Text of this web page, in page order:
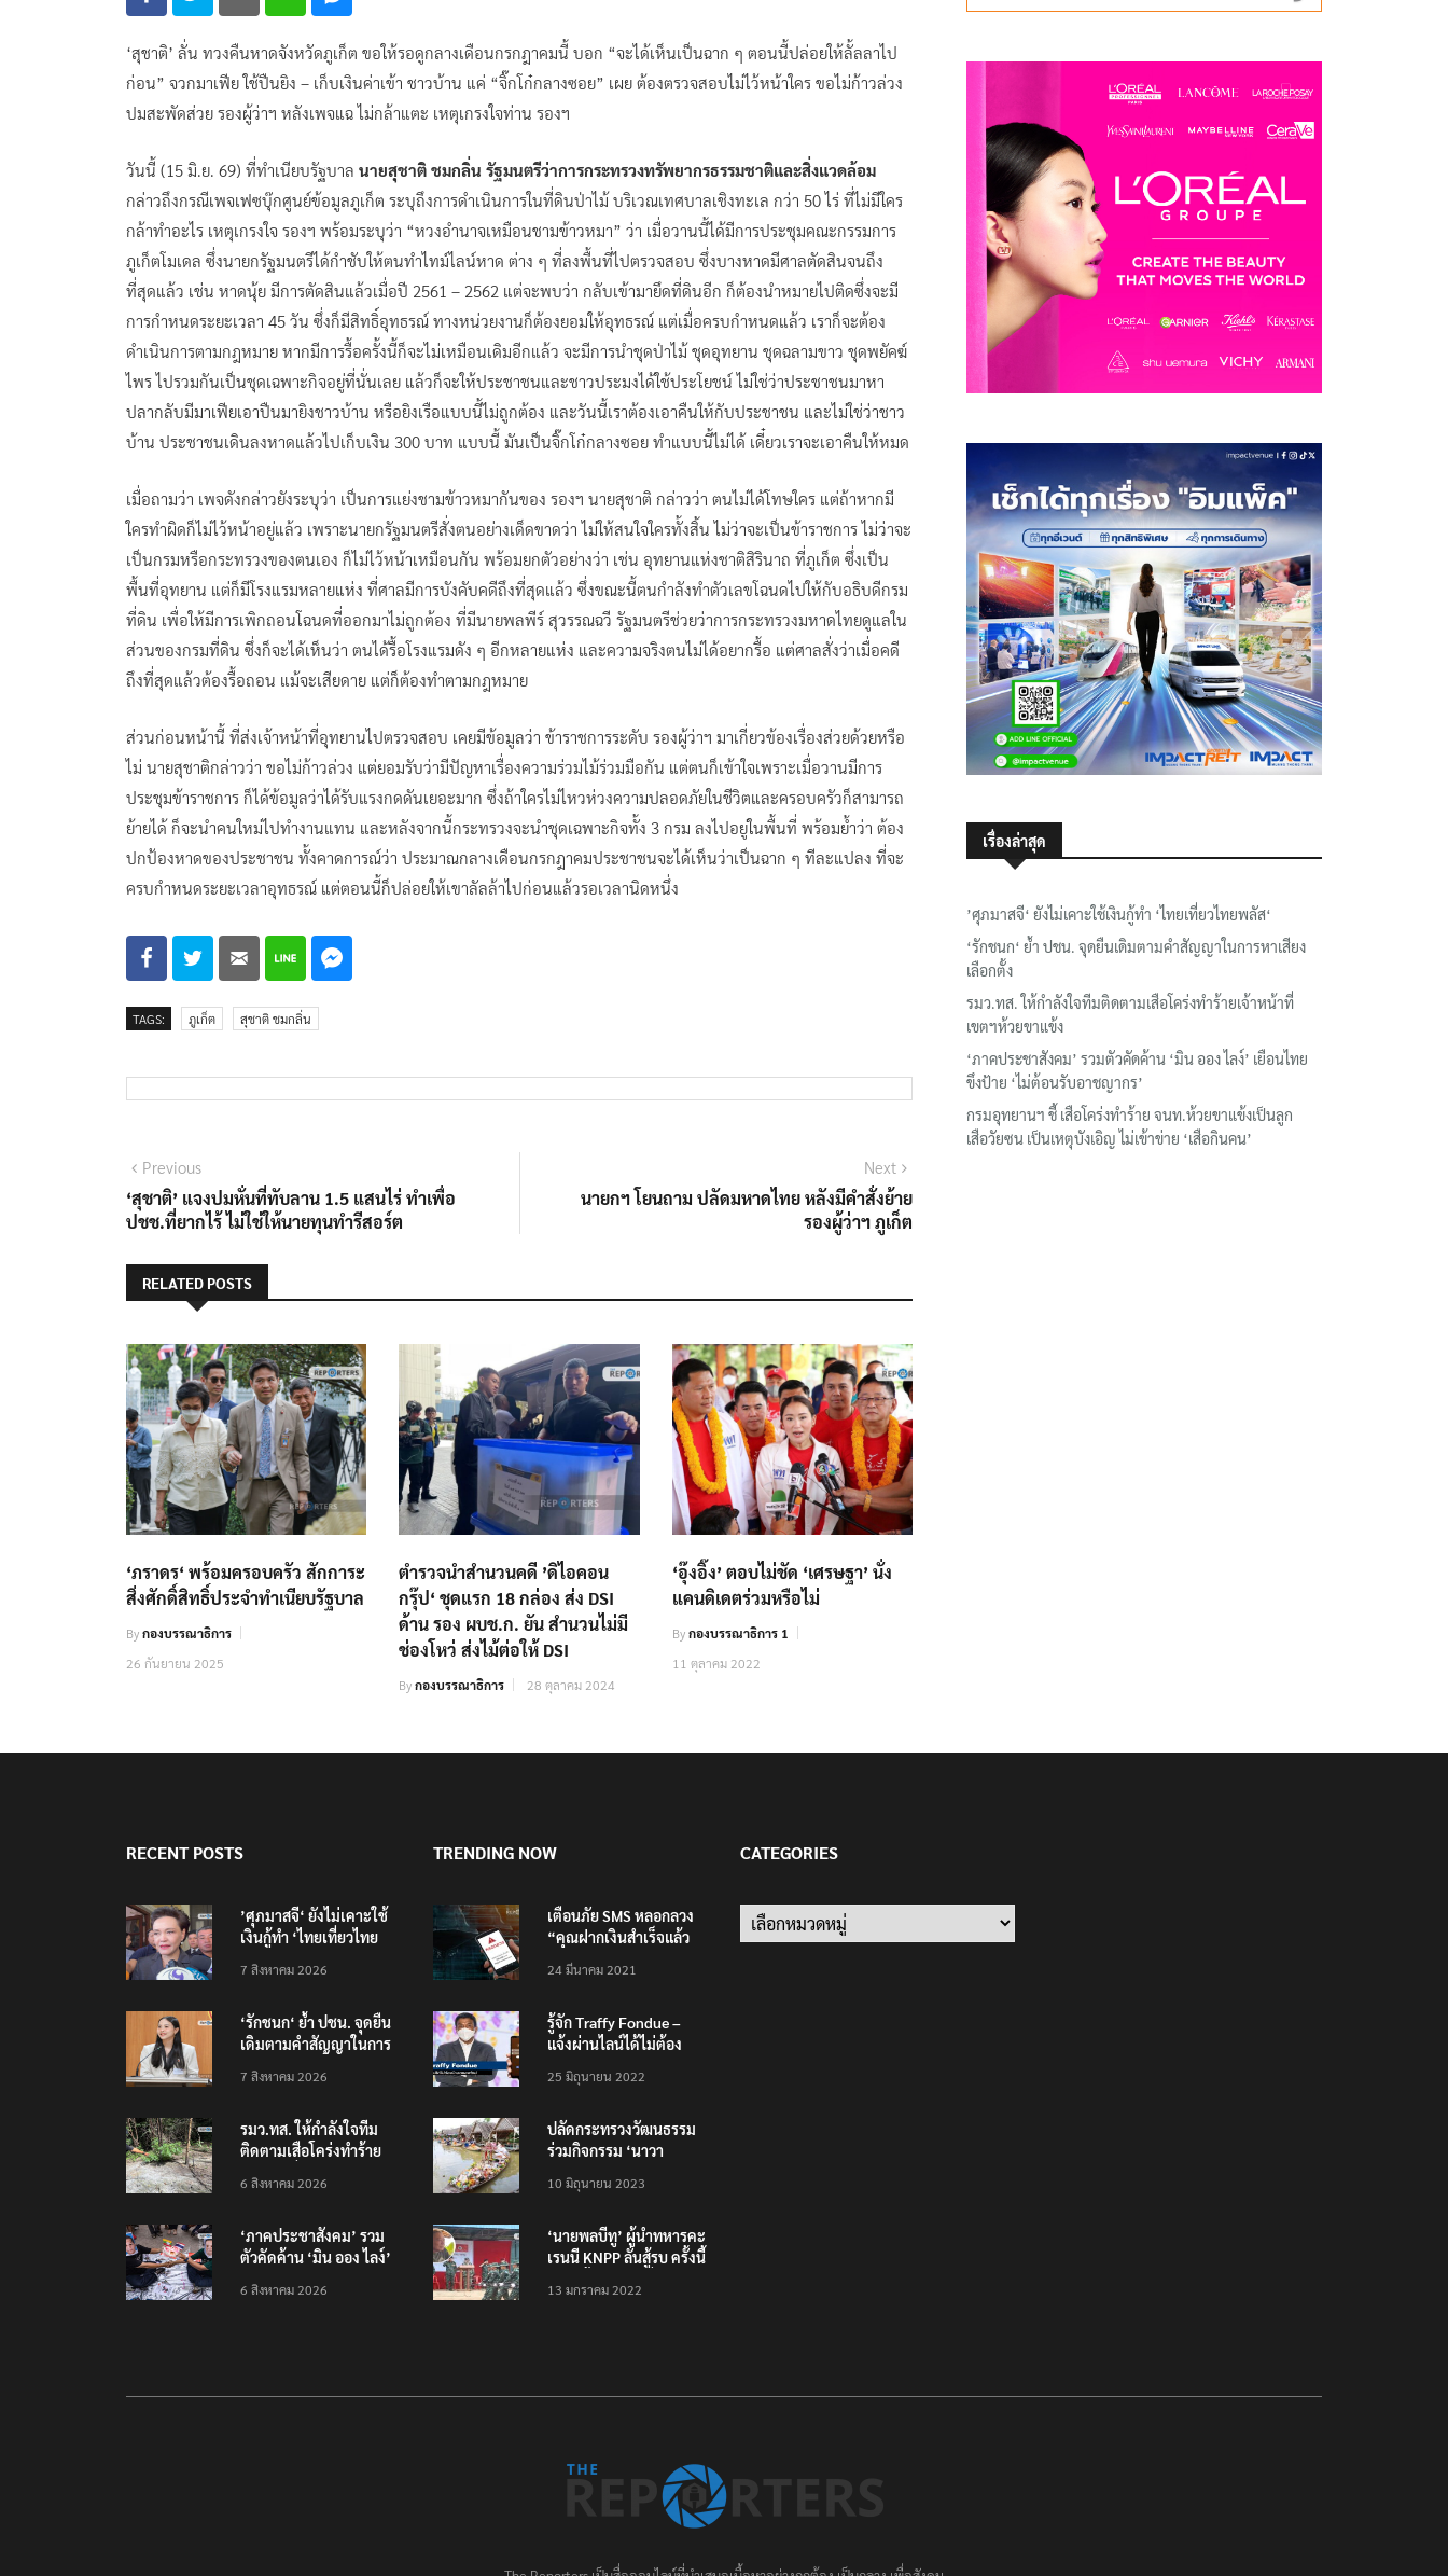
‘สุชาติ’ ลั่น ทวงคืนหาดจังหวัดภูเก็ต ขอให้รอดูกลางเดือนกรกฎาคมนี้ บอก “จะได้เห็นเป็นฉาก ๆ ตอนนี้ปล่อยให้ลั้ลลาไป
ก่อน” จวกมาเฟีย ใช้ปืนยิง – เก็บเงินค่าเข้า ชาวบ้าน แค่ “จิ๊กโก๋กลางซอย” เผย ต้องตรวจสอบไม่ไว้หน้าใคร ขอไม่ก้าวล่วง
ปมสะพัดส่วย รองผู้ว่าฯ หลังเพจแฉ ไม่กล้าแตะ เหตุเกรงใจท่าน รองฯ
วันนี้ (15 มิ.ย. 69) ที่ทำเนียบรัฐบาล นายสุชาติ ชมกลิ่น รัฐมนตรีว่าการกระทรวงทรัพยากรธรรมชาติและสิ่งแวดล้อม
กล่าวถึงกรณีเพจเฟซบุ๊กศูนย์ข้อมูลภูเก็ต ระบุถึงการดำเนินการในที่ดินป่าไม้ บริเวณเทศบาลเชิงทะเล กว่า 50 ไร่ ที่ไม่มีใคร
กล้าทำอะไร เหตุเกรงใจ รองฯ พร้อมระบุว่า “หวงอำนาจเหมือนชามข้าวหมา” ว่า เมื่อวานนี้ได้มีการประชุมคณะกรรมการ
ภูเก็ตโมเดล ซึ่งนายกรัฐมนตรีได้กำชับให้ตนทำไทม์ไลน์หาด ต่าง ๆ ที่ลงพื้นที่ไปตรวจสอบ ซึ่งบางหาดมีศาลตัดสินจนถึง
ที่สุดแล้ว เช่น หาดนุ้ย มีการตัดสินแล้วเมื่อปี 2561 – 2562 แต่จะพบว่า กลับเข้ามายึดที่ดินอีก ก็ต้องนำหมายไปติดซึ่งจะมี
การกำหนดระยะเวลา 45 วัน ซึ่งก็มีสิทธิ์อุทธรณ์ ทางหน่วยงานก็ต้องยอมให้อุทธรณ์ แต่เมื่อครบกำหนดแล้ว เราก็จะต้อง
ดำเนินการตามกฎหมาย หากมีการรื้อครั้งนี้ก็จะไม่เหมือนเดิมอีกแล้ว จะมีการนำชุดป่าไม้ ชุดอุทยาน ชุดฉลามขาว ชุดพยัคฆ์
ไพร ไปรวมกันเป็นชุดเฉพาะกิจอยู่ที่นั่นเลย แล้วก็จะให้ประชาชนและชาวประมงได้ใช้ประโยชน์ ไม่ใช่ว่าประชาชนมาหา
ปลากลับมีมาเฟียเอาปืนมายิงชาวบ้าน หรือยิงเรือแบบนี้ไม่ถูกต้อง และวันนี้เราต้องเอาคืนให้กับประชาชน และไม่ใช่ว่าชาว
บ้าน ประชาชนเดินลงหาดแล้วไปเก็บเงิน 300 บาท แบบนี้ มันเป็นจิ๊กโก๋กลางซอย ทำแบบนี้ไม่ได้ เดี๋ยวเราจะเอาคืนให้หมด
เมื่อถามว่า เพจดังกล่าวยังระบุว่า เป็นการแย่งชามข้าวหมากันของ รองฯ นายสุชาติ กล่าวว่า ตนไม่ได้โทษใคร แต่ถ้าหากมี
ใครทำผิดก็ไม่ไว้หน้าอยู่แล้ว เพราะนายกรัฐมนตรีสั่งตนอย่างเด็ดขาดว่า ไม่ให้สนใจใครทั้งสิ้น ไม่ว่าจะเป็นข้าราชการ ไม่ว่าจะ
เป็นกรมหรือกระทรวงของตนเอง ก็ไม่ไว้หน้าเหมือนกัน พร้อมยกตัวอย่างว่า เช่น อุทยานแห่งชาติสิรินาถ ที่ภูเก็ต ซึ่งเป็น
พื้นที่อุทยาน แต่ก็มีโรงแรมหลายแห่ง ที่ศาลมีการบังคับคดีถึงที่สุดแล้ว ซึ่งขณะนี้ตนกำลังทำตัวเลขโฉนดไปให้กับอธิบดีกรม
ที่ดิน เพื่อให้มีการเพิกถอนโฉนดที่ออกมาไม่ถูกต้อง ที่มีนายพลพีร์ สุวรรณฉวี รัฐมนตรีช่วยว่าการกระทรวงมหาดไทยดูแลใน
ส่วนของกรมที่ดิน ซึ่งก็จะได้เห็นว่า ตนได้รื้อโรงแรมดัง ๆ อีกหลายแห่ง และความจริงตนไม่ได้อยากรื้อ แต่ศาลสั่งว่าเมื่อคดี
ถึงที่สุดแล้วต้องรื้อถอน แม้จะเสียดาย แต่ก็ต้องทำตามกฎหมาย
ส่วนก่อนหน้านี้ ที่ส่งเจ้าหน้าที่อุทยานไปตรวจสอบ เคยมีข้อมูลว่า ข้าราชการระดับ รองผู้ว่าฯ มาเกี่ยวข้องเรื่องส่วยด้วยหรือ
ไม่ นายสุชาติกล่าวว่า ขอไม่ก้าวล่วง แต่ยอมรับว่ามีปัญหาเรื่องความร่วมไม้ร่วมมือกัน แต่ตนก็เข้าใจเพราะเมื่อวานมีการ
ประชุมข้าราชการ ก็ได้ข้อมูลว่าได้รับแรงกดดันเยอะมาก ซึ่งถ้าใครไม่ไหวห่วงความปลอดภัยในชีวิตและครอบครัวก็สามารถ
ย้ายได้ ก็จะนำคนใหม่ไปทำงานแทน และหลังจากนี้กระทรวงจะนำชุดเฉพาะกิจทั้ง 3 กรม ลงไปอยู่ในพื้นที่ พร้อมย้ำว่า ต้อง
ปกป้องหาดของประชาชน ทั้งคาดการณ์ว่า ประมาณกลางเดือนกรกฎาคมประชาชนจะได้เห็นว่าเป็นฉาก ๆ ทีละแปลง ที่จะ
ครบกำหนดระยะเวลาอุทธรณ์ แต่ตอนนี้ก็ปล่อยให้เขาลัลล้าไปก่อนแล้วรอเวลานิดหนึ่ง
TAGS: ภูเก็ต สุชาติ ชมกลิ่น
แนะแนว
เรื่อง
PreviousPrevious
post:
‘สุชาติ’ แจงปมหั่นที่ทับลาน 1.5 แสนไร่ ทำเพื่อ
ปชช.ที่ยากไร้ ไม่ใช่ให้นายทุนทำรีสอร์ต
Next
post:
นายกฯ โยนถาม ปลัดมหาดไทย หลังมีคำสั่งย้าย
รองผู้ว่าฯ ภูเก็ต
RELATED POSTS
‘ภราดร‘ พร้อมครอบครัว สักการะ
สิ่งศักดิ์สิทธิ์ประจำทำเนียบรัฐบาล
Byกองบรรณาธิการ
26 กันยายน 2025
ตำรวจนำสำนวนคดี ’ดิไอคอน
กรุ๊ป‘ ชุดแรก 18 กล่อง ส่ง DSI
ด้าน รอง ผบช.ก. ยัน สำนวนไม่มี
ช่องโหว่ ส่งไม้ต่อให้ DSI
Byกองบรรณาธิการ 28 ตุลาคม 2024
‘อุ๊งอิ๊ง’ ตอบไม่ชัด ‘เศรษฐา’ นั่ง
แคนดิเดตร่วมหรือไม่
Byกองบรรณาธิการ 1
11 ตุลาคม 2022
เรื่องล่าสุด
’ศุภมาสจี‘ ยังไม่เคาะใช้เงินกู้ทำ ‘ไทยเที่ยวไทยพลัส‘
‘รักชนก‘ ย้ำ ปชน. จุดยืนเดิมตามคำสัญญาในการหาเสียง
เลือกตั้ง
รมว.ทส. ให้กำลังใจทีมติดตามเสือโคร่งทำร้ายเจ้าหน้าที่
เขตฯห้วยขาแข้ง
‘ภาคประชาสังคม’ รวมตัวคัดค้าน ‘มิน ออง ไลง์’ เยือนไทย
ขึงป้าย ‘ไม่ต้อนรับอาชญากร’
กรมอุทยานฯ ชี้ เสือโคร่งทำร้าย จนท.ห้วยขาแข้งเป็นลูก
เสือวัยซน เป็นเหตุบังเอิญ ไม่เข้าข่าย ‘เสือกินคน’
RECENT POSTS
’ศุภมาสจี‘ ยังไม่เคาะใช้
เงินกู้ทำ ‘ไทยเที่ยวไทย
7 สิงหาคม 2026
‘รักชนก‘ ย้ำ ปชน. จุดยืน
เดิมตามคำสัญญาในการ
7 สิงหาคม 2026
รมว.ทส. ให้กำลังใจทีม
ติดตามเสือโคร่งทำร้าย
6 สิงหาคม 2026
‘ภาคประชาสังคม’ รวม
ตัวคัดค้าน ‘มิน ออง ไลง์’
ต้อนรับอาชญากร’
6 สิงหาคม 2026
TRENDING NOW
เตือนภัย SMS หลอกลวง
“คุณฝากเงินสำเร็จแล้ว
200,000 บาท”
24 มีนาคม 2021
รู้จัก Traffy Fondue –
แจ้งผ่านไลน์ได้ไม่ต้อง
ทั่วไทย ไม่ใช่แค่ในกรุง
25 มิถุนายน 2022
ปลัดกระทรวงวัฒนธรรม
ร่วมกิจกรรม ‘นาวา
ตักบาตรทางน้ำ
10 มิถุนายน 2023
‘นายพลบีทู’ ผู้นำทหารคะ
เรนนี KNPP ลั่นสู้รบ ครั้งนี้
ประชาชนต้องชนะ
13 มกราคม 2022
CATEGORIES
Categories